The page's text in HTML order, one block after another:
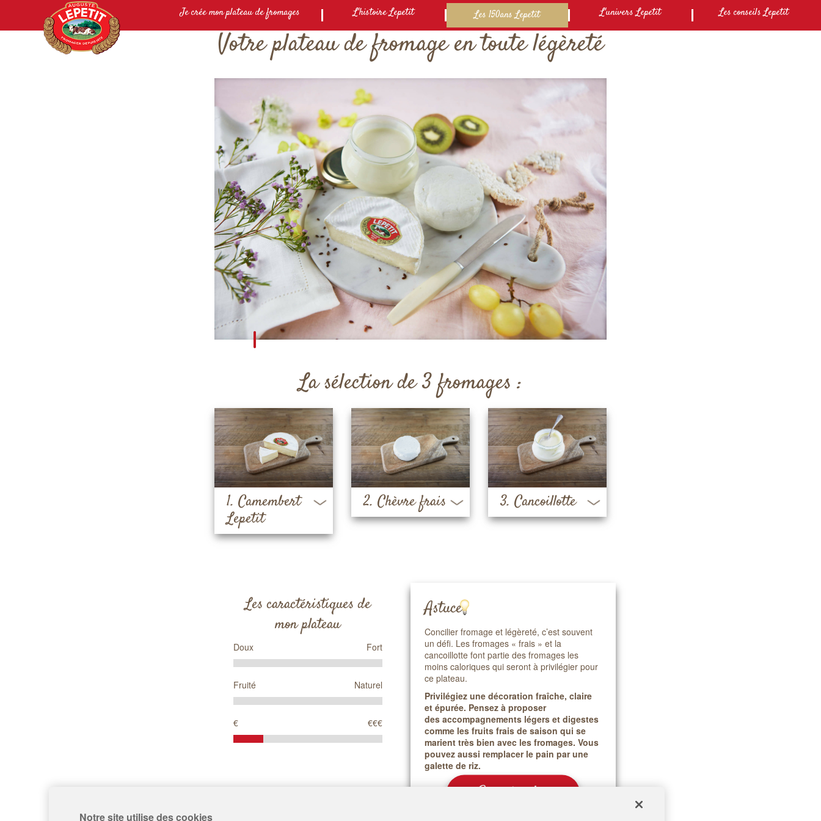
Je crée mon plateau de fromages L'histoire Lepetit Les 150ans Lepetit L'univers Lepetit Les conseils Lepetit
Votre plateau de fromage en toute légèreté
La sélection de 3 fromages :
1. Camembert
Lepetit
2. Chèvre frais 3. Cancoillotte
Les caractéristiques de
mon plateau
Doux Fort
Fruité Naturel
€ €€€
Astuce
Concilier fromage et légèreté, c’est souvent
un défi. Les fromages « frais » et la
cancoillotte font partie des fromages les
moins caloriques qui seront à privilégier pour
ce plateau.
Privilégiez une décoration fraîche, claire
et épurée. Pensez à proposer
des accompagnements légers et digestes
comme les fruits frais de saison qui se
marient très bien avec les fromages. Vous
pouvez aussi remplacer le pain par une
galette de riz.
En voir plus
Notre site utilise des cookies